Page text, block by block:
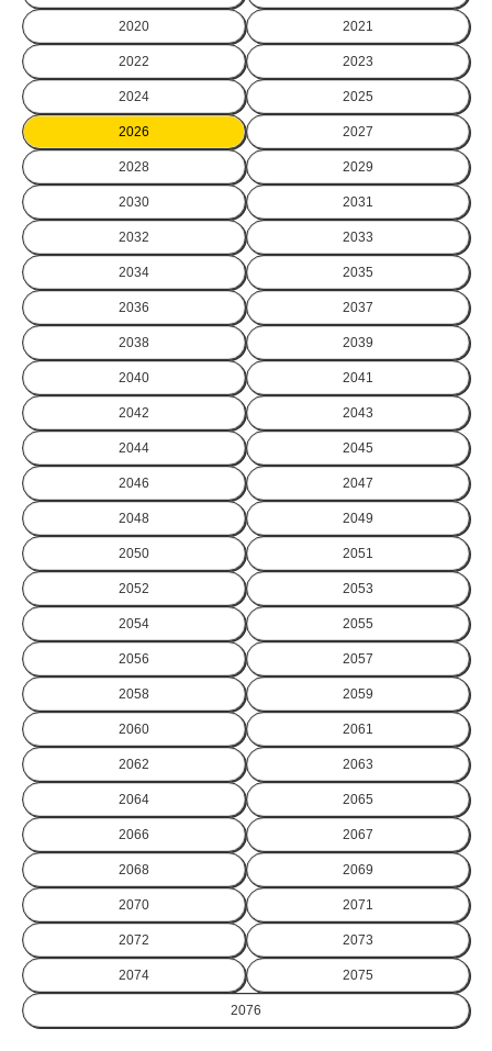
2020 2021
2022 2023
2024 2025
2026 2027
2028 2029
2030 2031
2032 2033
2034 2035
2036 2037
2038 2039
2040 2041
2042 2043
2044 2045
2046 2047
2048 2049
2050 2051
2052 2053
2054 2055
2056 2057
2058 2059
2060 2061
2062 2063
2064 2065
2066 2067
2068 2069
2070 2071
2072 2073
2074 2075
2076